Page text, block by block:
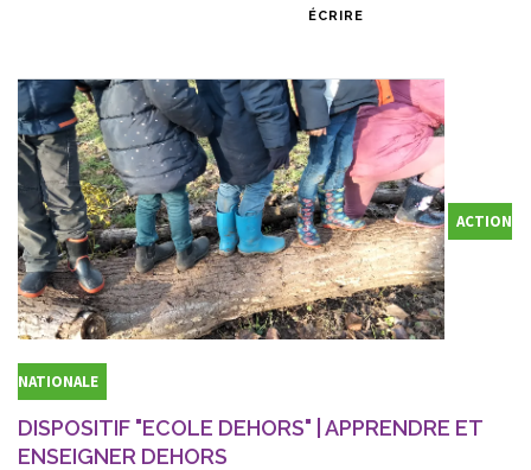
ÉCRIRE
ACTION
NATIONALE
DISPOSITIF "ECOLE DEHORS" | APPRENDRE ET
ENSEIGNER DEHORS